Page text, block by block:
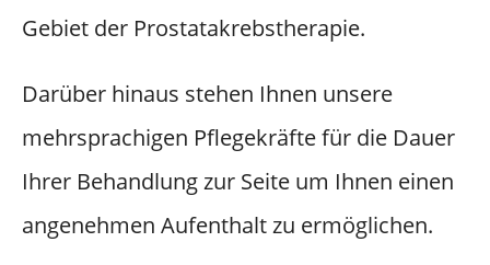
Gebiet der Prostatakrebstherapie.
Darüber hinaus stehen Ihnen unsere
mehrsprachigen Pflegekräfte für die Dauer
Ihrer Behandlung zur Seite um Ihnen einen
angenehmen Aufenthalt zu ermöglichen.